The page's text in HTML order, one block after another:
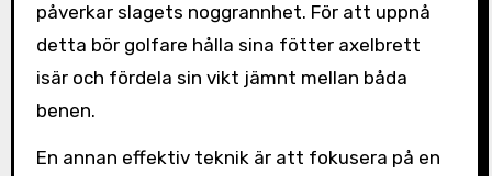
påverkar slagets noggrannhet. För att uppnå
detta bör golfare hålla sina fötter axelbrett
isär och fördela sin vikt jämnt mellan båda
benen.
En annan effektiv teknik är att fokusera på en